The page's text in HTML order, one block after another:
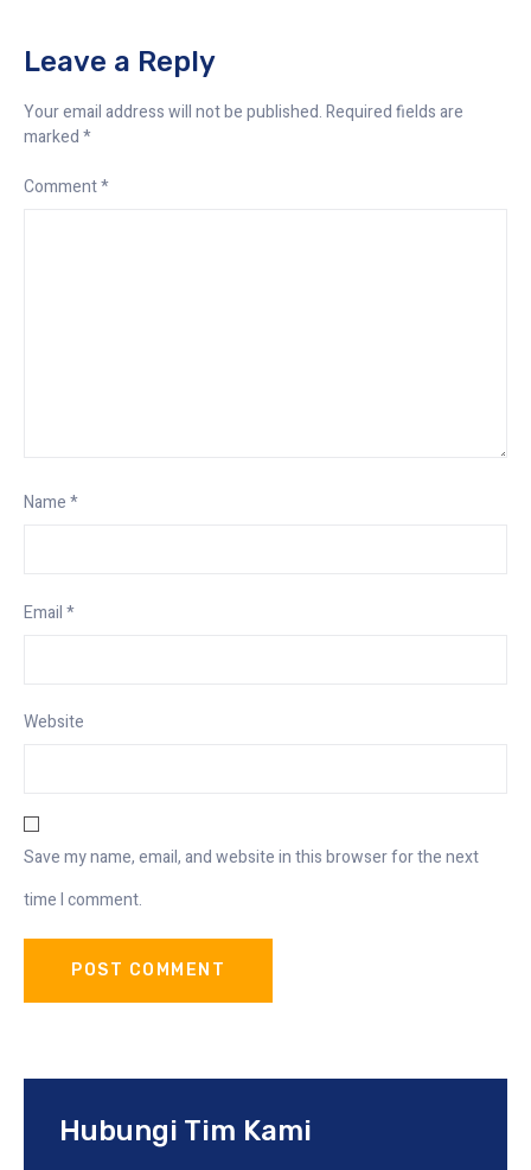
Leave a Reply
Your email address will not be published.Required fields are
marked*
Comment*
Name*
Email*
Website
Save my name, email, and website in this browser for the next
time I comment.
Hubungi Tim Kami